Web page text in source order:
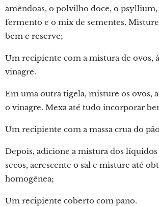
amêndoas, o polvilho doce, o psyllium,
fermento e o mix de sementes.
bem e reserve;
Um recipiente com a mistura de ovos,
vinagre.
Em uma outra tigela, misture os ovos, a
o vinagre. Mexa até tudo incorporar
Um recipiente com a massa crua do
Depois, adicione a mistura dos líquidos
secos, acrescente o sal e misture até
homogênea;
Um recipiente coberto com pano.